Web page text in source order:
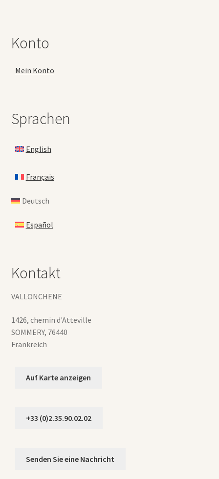
Konto
Mein Konto
Sprachen
English
Français
Deutsch
Español
Kontakt
VALLONCHENE
1426, chemin d'Atteville
SOMMERY, 76440
Frankreich
Auf Karte anzeigen
+33 (0)2.35.90.02.02
Senden Sie eine Nachricht